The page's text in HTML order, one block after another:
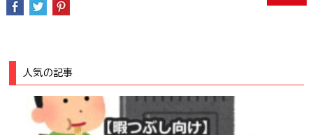
人気の記事